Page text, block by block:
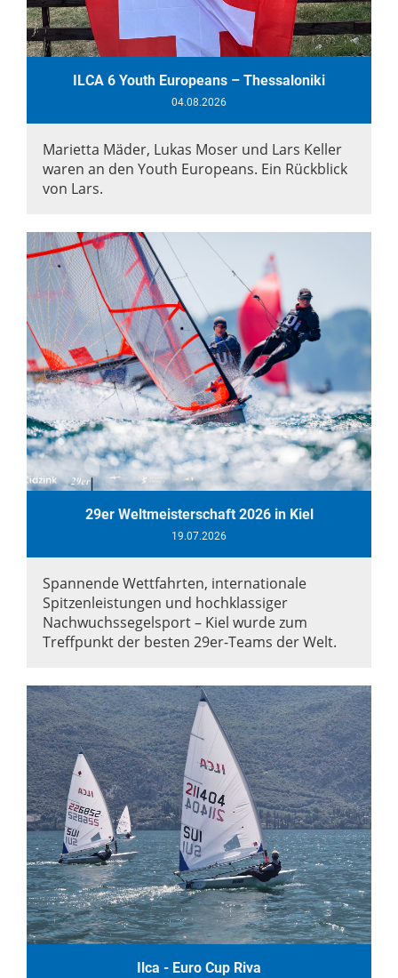
ILCA 6 Youth Europeans – Thessaloniki
04.08.2026
Marietta Mäder, Lukas Moser und Lars Keller
waren an den Youth Europeans. Ein Rückblick
von Lars.
29er Weltmeisterschaft 2026 in Kiel
19.07.2026
Spannende Wettfahrten, internationale
Spitzenleistungen und hochklassiger
Nachwuchssegelsport – Kiel wurde zum
Treffpunkt der besten 29er-Teams der Welt.
Ilca - Euro Cup Riva